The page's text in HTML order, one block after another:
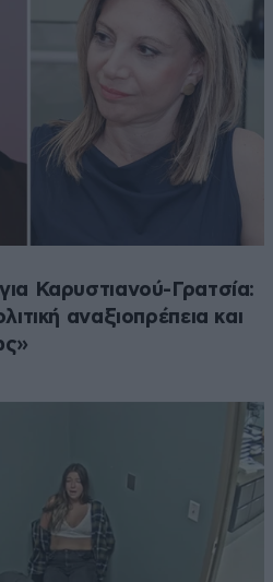
Καρυστιανού-Γρατσία:
αναξιοπρέπεια και